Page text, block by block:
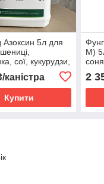
Азоксин 5л для
сої, кукурудзи,
цукрових
Купити
М)
2